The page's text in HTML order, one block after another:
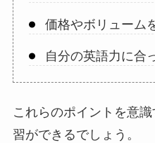
価格やボリューム
自分の英語力に合
これらのポイントを意
習ができるでしょう。